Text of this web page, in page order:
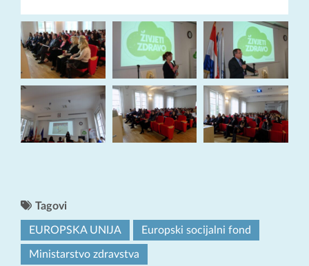
Tagovi
EUROPSKA UNIJA Europski socijalni fond
Ministarstvo zdravstva